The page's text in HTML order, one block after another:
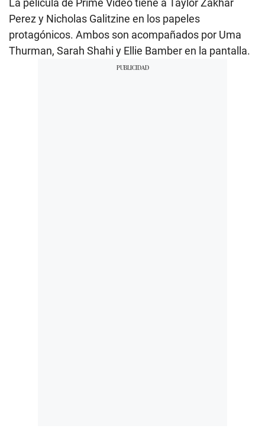
La película de Prime Video tiene a Taylor Zakhar
Perez y Nicholas Galitzine en los papeles
protagónicos. Ambos son acompañados por Uma
Thurman, Sarah Shahi y Ellie Bamber en la pantalla.